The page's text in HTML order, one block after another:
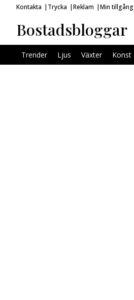
Kontakta Trycka Reklam Min tillgång
Bostadsbloggar
Trender Ljus Växter Konst